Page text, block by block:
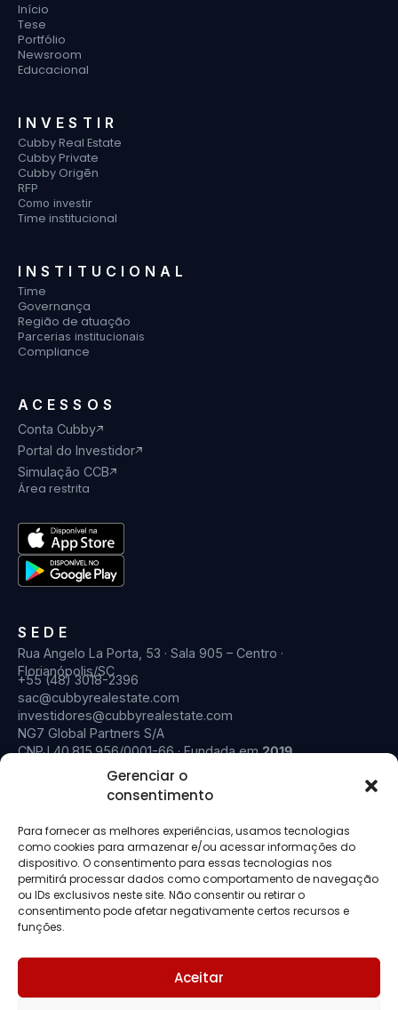
Gerenciar o
consentimento
Para fornecer as melhores experiências, usamos tecnologias
como cookies para armazenar e/ou acessar informações do
dispositivo. O consentimento para essas tecnologias nos
permitirá processar dados como comportamento de navegação
ou IDs exclusivos neste site. Não consentir ou retirar o
consentimento pode afetar negativamente certos recursos e
funções.
Aceitar
Início
Tese
Portfólio
Newsroom
Educacional
INVESTIR
Cubby Real Estate
Cubby Private
Cubby Origēn
RFP
Como investir
Time institucional
INSTITUCIONAL
Time
Governança
Região de atuação
Parcerias institucionais
Compliance
ACESSOS
Conta Cubby
Portal do Investidor
Simulação CCB
Área restrita
SEDE
Rua Angelo La Porta, 53 · Sala 905 – Centro ·
Florianópolis/SC
+55 (48) 3018-2396
sac@cubbyrealestate.com
investidores@cubbyrealestate.com
NG7 Global Partners S/A
CNPJ 40.815.956/0001-66 · Fundada em2019
DPO: dpo@cubbyrealestate.com · Política de Privacidade·
Cookies· Termos de Uso·Compliance & Aviso Legal
Material institucional. Conteúdo reservado a investidores qualificados ou
profissionais nos termos da Resolução CVM nº 30/2021. A Cubby Real
Estate (NG7 Global Partners S/A) conduz suas atividades em ambiente
essa modalidade de relacionamento institucional, nos termos da
Resolução CVM nº 30/2021 e da Lei nº 6.385/1976. Rentabilidades